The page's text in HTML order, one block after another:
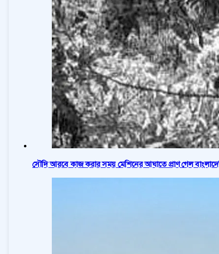
সৌদি আরবে কাজ করার সময় মেশিনের আঘাতে প্রাণ গেল